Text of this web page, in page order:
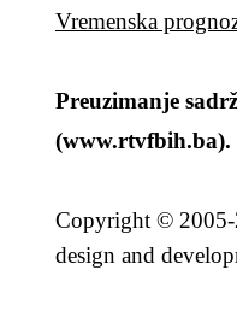
Vremenska
Preuzimanje
(www.rtvfbih.ba).
Copyright © 2005-
design and